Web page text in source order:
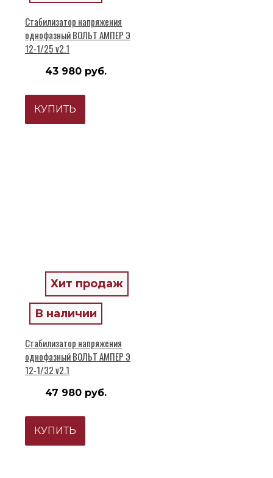
Стабилизатор напряжения
однофазный ВОЛЬТ АМПЕР Э
12-1/25 v2.1
43 980 руб.
КУПИТЬ
Хит продаж
В наличии
Стабилизатор напряжения
однофазный ВОЛЬТ АМПЕР Э
12-1/32 v2.1
47 980 руб.
КУПИТЬ